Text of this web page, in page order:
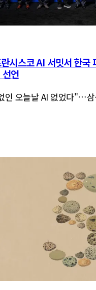
시스코 AI 서밋서 한국
언
인 오늘날 AI 없었다"…삼